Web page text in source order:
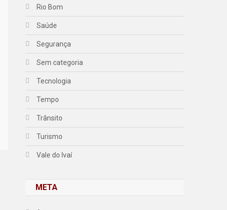
Rio Bom
Saúde
Segurança
Sem categoria
Tecnologia
Tempo
Trânsito
Turismo
Vale do Ivaí
META